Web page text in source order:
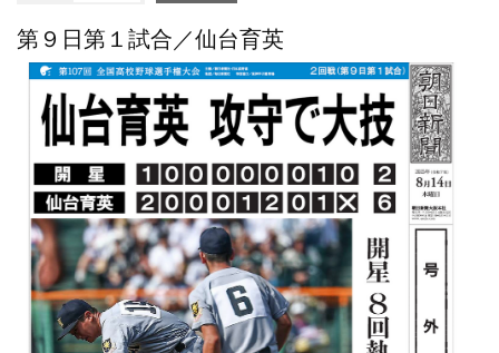
第９日第１試合／仙台育英